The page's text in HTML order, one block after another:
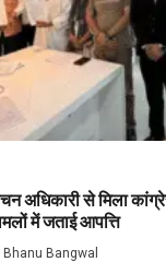
अधिकारी से मिला
में जताई आपत्ति
Bhanu Bangwal